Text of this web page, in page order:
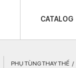
CATALOG
PHỤ TÙNG THAY THẾ